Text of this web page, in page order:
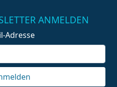
ANMELDEN
Adresse